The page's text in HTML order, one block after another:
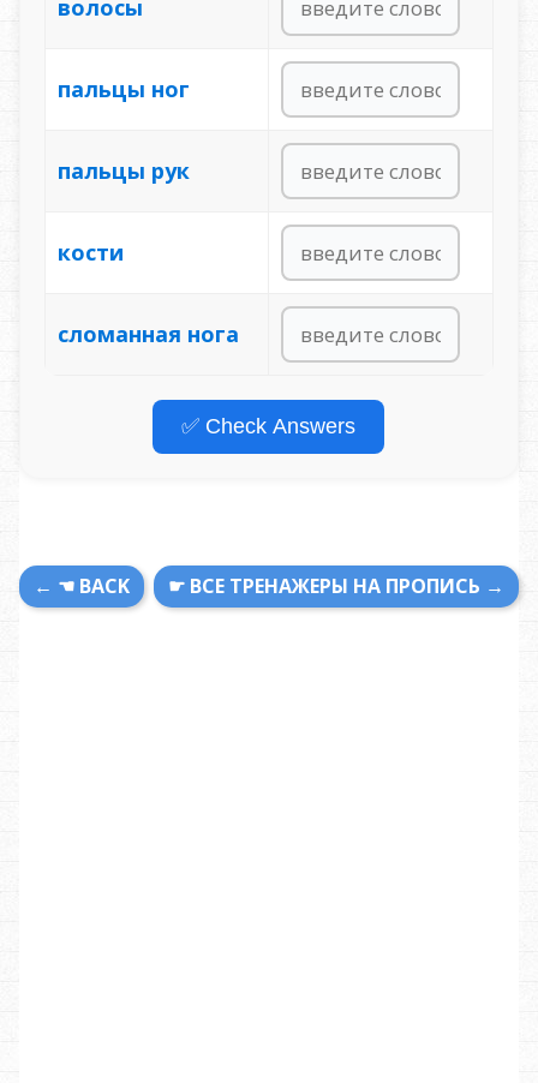
волосы
пальцы ног
пальцы рук
кости
сломанная нога
✅ Check Answers
← ☚ BACK ☛ ВСЕ ТРЕНАЖЕРЫ НА ПРОПИСЬ →